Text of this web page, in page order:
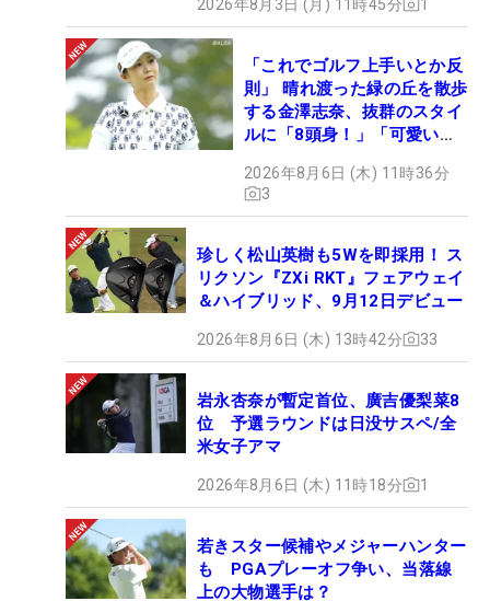
2026年8月3日 (月) 11時45分 1
「これでゴルフ上手いとか反
則」 晴れ渡った緑の丘を散歩
する金澤志奈、抜群のスタイ
ルに「8頭身！」「可愛いに
2026年8月6日 (木) 11時36分
3
珍しく松山英樹も5Wを即採用！ ス
リクソン『ZXi RKT』フェアウェイ
＆ハイブリッド、9月12日デビュー
2026年8月6日 (木) 13時42分 33
岩永杏奈が暫定首位、廣吉優梨菜8
位 予選ラウンドは日没サスペ/全
米女子アマ
2026年8月6日 (木) 11時18分 1
若きスター候補やメジャーハンター
も PGAプレーオフ争い、当落線
上の大物選手は？